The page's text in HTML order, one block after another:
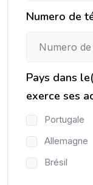
Numero de
Pays dans
exerce ses
Portugale
Allemagne
Brésil